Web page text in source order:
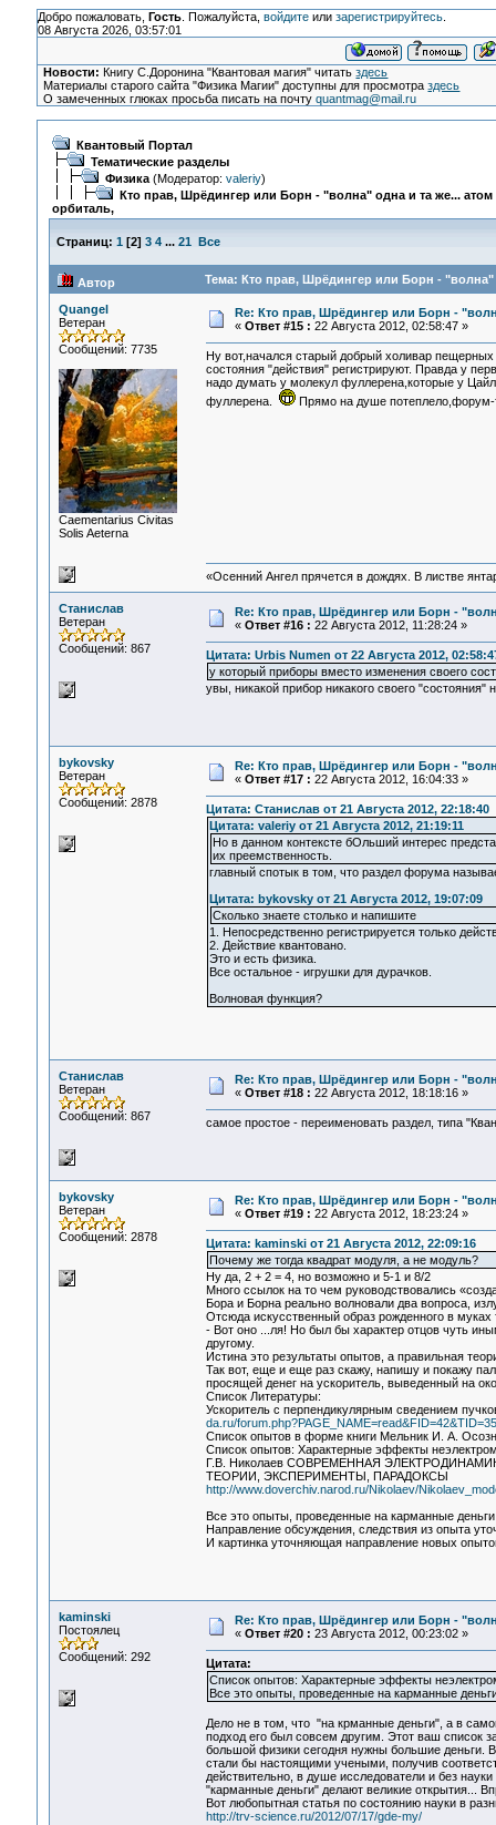
Добро пожаловать, Гость. Пожалуйста, войдитеили зарегистрируйтесь.
08 Августа 2026, 03:57:01
Новости: Книгу С.Доронина "Квантовая магия" читатьздесь
Материалы старого сайта "Физика Магии" доступны для просмотраздесь
О замеченных глюках просьба писать на почтуquantmag@mail.ru
Квантовый Портал
Тематические разделы
Физика(Модератор: valeriy)
Кто прав, Шрёдингер или Борн - "волна" одна и та же... атом
орбиталь,
Страниц: 1 [2] 3 4 ... 21 Все
Автор Тема: Кто прав, Шрёдингер или Борн - "волна"
Quangel
Ветеран
Сообщений: 7735
Сaementarius Civitas
Solis Aeterna
Re: Кто прав, Шрёдингер или Борн -
« Ответ #15 : 22 Августа 2012, 02:58:47 »
Ну вот,начался старый добрый холивар
состояния "действия" регистрируют. Правда у
надо думать у молекул фуллерена,которые у
фуллерена.
Прямо на душе
«Осенний Ангел прячется в дождях. В листве
Станислав
Ветеран
Сообщений: 867
Re: Кто прав, Шрёдингер или Борн -
« Ответ #16 : 22 Августа 2012, 11:28:24 »
Цитата: Urbis Numen от 22 Августа 2012,
у который приборы вместо изменения своего
увы, никакой прибор никакого своего "состояния"
bykovsky
Ветеран
Сообщений: 2878
Re: Кто прав, Шрёдингер или Борн -
« Ответ #17 : 22 Августа 2012, 16:04:33 »
Цитата: Станислав от 21 Августа 2012, 22:18:40
Цитата: valeriy от 21 Августа 2012, 21:19:11
Но в данном контексте бОльший интерес
их преемственность.
главный спотык в том, что раздел форума
Цитата: bykovsky от 21 Августа 2012, 19:07:09
Сколько знаете столько и напишите
1. Непосредственно регистрируется только
2. Действие квантовано.
Это и есть физика.
Все остальное - игрушки для дурачков.
Волновая функция?
Станислав
Ветеран
Сообщений: 867
Re: Кто прав, Шрёдингер или Борн -
« Ответ #18 : 22 Августа 2012, 18:18:16 »
самое простое - переименовать раздел, типа
bykovsky
Ветеран
Сообщений: 2878
Re: Кто прав, Шрёдингер или Борн -
« Ответ #19 : 22 Августа 2012, 18:23:24 »
Цитата: kaminski от 21 Августа 2012, 22:09:16
Почему же тогда квадрат модуля, а не модуль?
Ну да, 2 + 2 = 4, но возможно и 5-1 и 8/2
Много ссылок на то чем руководствовались
Бора и Борна реально волновали два вопроса,
Отсюда искусственный образ рожденного в муках
- Вот оно ...ля! Но был бы характер отцов чуть
другому.
Истина это результаты опытов, а правильная
Так вот, еще и еще раз скажу, напишу и покажу
просящей денег на ускоритель, выведенный на
Список Литературы:
Ускоритель с перпендикулярным сведением
da.ru/
Список опытов в форме книги Мельник И. А.
Список опытов: Характерные эффекты
Г.В. Николаев СОВРЕМЕННАЯ
ТЕОРИИ, ЭКСПЕРИМЕНТЫ, ПАРАДОКСЫ
http://www.doverchiv.narod.ru/Nikolaev/
Все это опыты, проведенные на карманные
Направление обсуждения, следствия из опыта
И картинка уточняющая направление новых
kaminski
Постоялец
Сообщений: 292
Re: Кто прав, Шрёдингер или Борн -
« Ответ #20 : 23 Августа 2012, 00:23:02 »
Цитата:
Список опытов: Характерные эффекты
Все это опыты, проведенные на карманные
Дело не в том, что "на крманные деньги", а в
подход его был совсем другим. Этот ваш список
большой физики сегодня нужны большие деньги.
стали бы настоящими учеными, получив
действительно, в душе исследователи и без
"карманные деньги" делают великие открытия...
Вот любопытная статья по состоянию науки в
http://trv-science.ru/2012/07/17/gde-my/